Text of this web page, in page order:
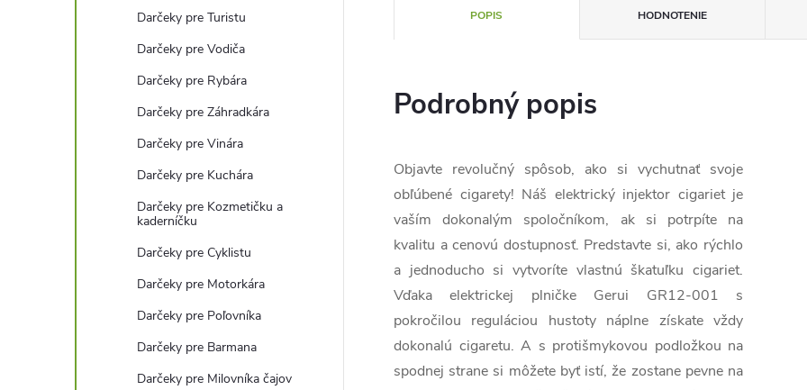
Darčeky pre Turistu
Darčeky pre Vodiča
Darčeky pre Rybára
Darčeky pre Záhradkára
Darčeky pre Vinára
Darčeky pre Kuchára
Darčeky pre Kozmetičku a
kaderníčku
Darčeky pre Cyklistu
Darčeky pre Motorkára
Darčeky pre Poľovníka
Darčeky pre Barmana
Darčeky pre Milovníka čajov
POPIS HODNOTENIE
Podrobný popis
Objavte revolučný spôsob, ako si vychutnať svoje
obľúbené cigarety! Náš elektrický injektor cigariet je
vaším dokonalým spoločníkom, ak si potrpíte na
kvalitu a cenovú dostupnosť. Predstavte si, ako rýchlo
a jednoducho si vytvoríte vlastnú škatuľku cigariet.
Vďaka elektrickej plničke Gerui GR12-001 s
pokročilou reguláciou hustoty náplne získate vždy
dokonalú cigaretu. A s protišmykovou podložkou na
spodnej strane si môžete byť istí, že zostane pevne na